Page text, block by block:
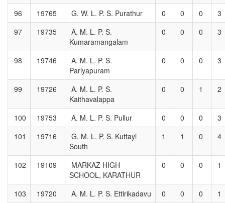
96 19765 G. W. L. P. S. Purathur 0 0 0
3
97
19735
A. M. L. P. S.
Kumaramangalam
0 0 0 3
98 19746
A. M. L. P. S.
Pariyapuram
0 0 0 3
99 19726
A. M. L. P. S.
Kaithavalappa
0 0 1 2
100 19753 A. M. L. P. S. Pullur 0 0 0
3
101
19716
G. M. L. P. S. Kuttayi
South
1 1 0 4
102 19109
MARKAZ HIGH
SCHOOL, KARATHUR
0 0 0 1
103 19720 A. M. L. P. S. Ettirikadavu 0 0 0
1